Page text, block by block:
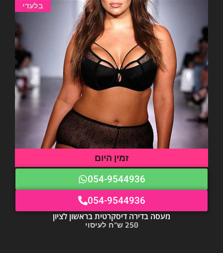
בלעדי
זמין היום
054-9544936
054-9544936
מעסה בדירה דיסקרטית בראשון לציון
250 ש"ח לעיסוי